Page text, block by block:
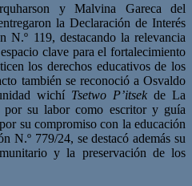
y Malvina Gareca del
la Declaración de Interés
N.º 119, destacando la relevancia
clave para el fortalecimiento
los derechos educativos de los
también se reconoció a Osvaldo
wichí Tsetwo P’itsek de La
por su labor como escritor y guía
su compromiso con la educación
N.º 779/24, se destacó además su
y la preservación de los